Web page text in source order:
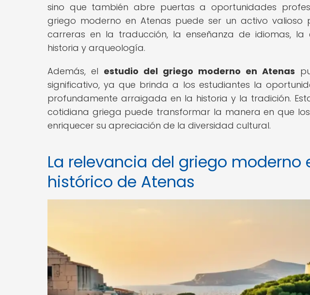
sino que también abre puertas a oportunidades
griego moderno en Atenas puede ser un activo valioso
carreras en la traducción, la enseñanza de idiomas,
historia y arqueología.
Además, el estudio del griego moderno en Atenas
significativo, ya que brinda a los estudiantes la
profundamente arraigada en la historia y la tradición.
cotidiana griega puede transformar la manera en que
enriquecer su apreciación de la diversidad cultural.
La relevancia del griego moderno
histórico de Atenas